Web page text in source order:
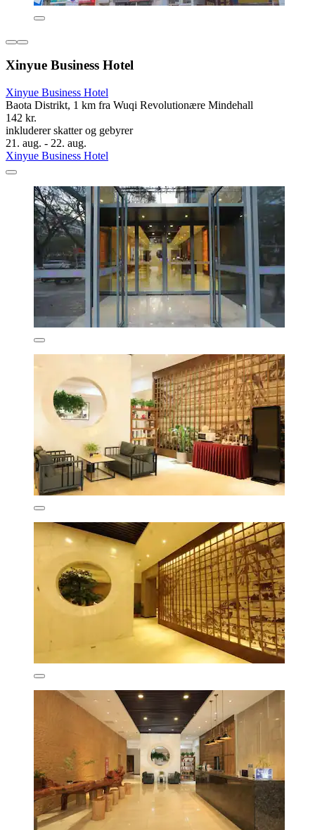
Xinyue Business Hotel
Xinyue Business Hotel
Baota Distrikt, 1 km fra Wuqi Revolutionære Mindehall
142 kr.
inkluderer skatter og gebyrer
21. aug. - 22. aug.
Xinyue Business Hotel